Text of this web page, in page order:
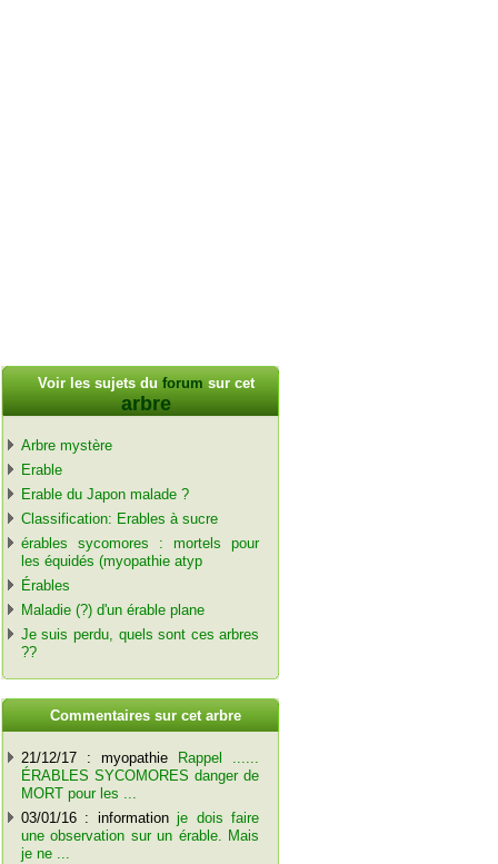
Voir les sujets du forum sur cet
arbre
Arbre mystère
Erable
Erable du Japon malade ?
Classification: Erables à sucre
érables sycomores : mortels pour
les équidés (myopathie atyp
Érables
Maladie (?) d'un érable plane
Je suis perdu, quels sont ces arbres
??
Commentaires sur cet arbre
21/12/17 : myopathie
Rappel ......
ÉRABLES SYCOMORES danger de
MORT pour les ...
03/01/16 : informationje dois faire
une observation sur un érable. Mais
je ne ...